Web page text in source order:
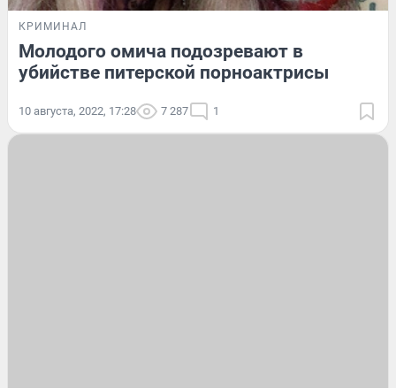
КРИМИНАЛ
Молодого омича подозревают в
убийстве питерской порноактрисы
10 августа, 2022, 17:28 7 287 1